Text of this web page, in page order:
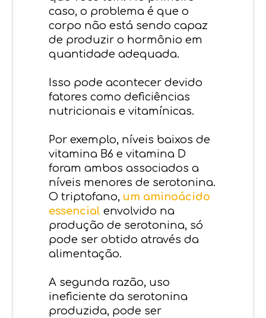
caso, o problema é que o
corpo não está sendo capaz
de produzir o hormônio em
quantidade adequada.
Isso pode acontecer devido
fatores como deficiências
nutricionais e vitamínicas.
Por exemplo, níveis baixos de
vitamina B6 e vitamina D
foram ambos associados a
níveis menores de serotonina.
O triptofano, um aminoácido
essencial envolvido na
produção de serotonina, só
pode ser obtido através da
alimentação.
A segunda razão, uso
ineficiente da serotonina
produzida, pode ser